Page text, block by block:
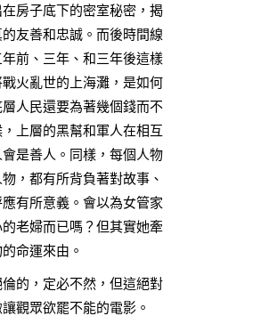
房子底下的密室秘密，揭
友善和忠誠。而後時間線
前、三年、和三年後這樣
火亂世的上海灘，是如何
人民還要為著幾個錢而不
上層的黑幫和軍人在相互
是善人。同樣，每個人物
，都有所背負著對故事、
有所意義。會以為女管家
老婦而已嗎？但其實她牽
命運來由。
的，定必不然，但這絕對
觀眾欲罷不能的電影。